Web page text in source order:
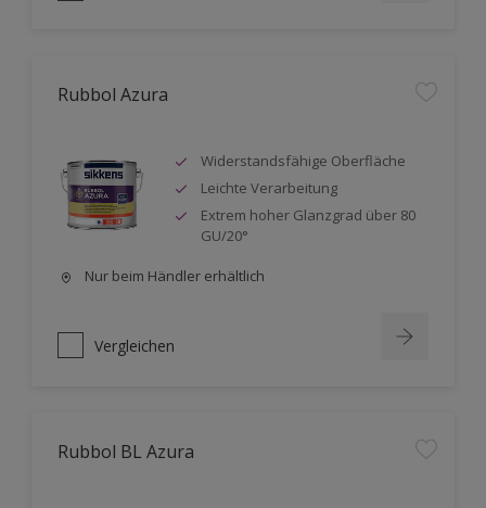
Rubbol Azura
Widerstandsfähige Oberfläche
Leichte Verarbeitung
Extrem hoher Glanzgrad über 80
GU/20°
Nur beim Händler erhältlich
Vergleichen
Rubbol BL Azura